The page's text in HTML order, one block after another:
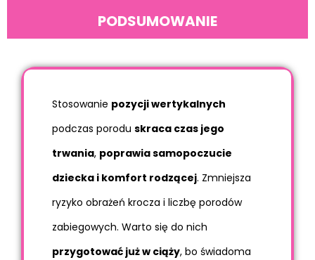
PODSUMOWANIE
Stosowanie pozycji wertykalnych
podczas porodu skraca czas jego
trwania, poprawia samopoczucie
dziecka i komfort rodzącej. Zmniejsza
ryzyko obrażeń krocza i liczbę porodów
zabiegowych. Warto się do nich
przygotować już w ciąży, bo świadoma